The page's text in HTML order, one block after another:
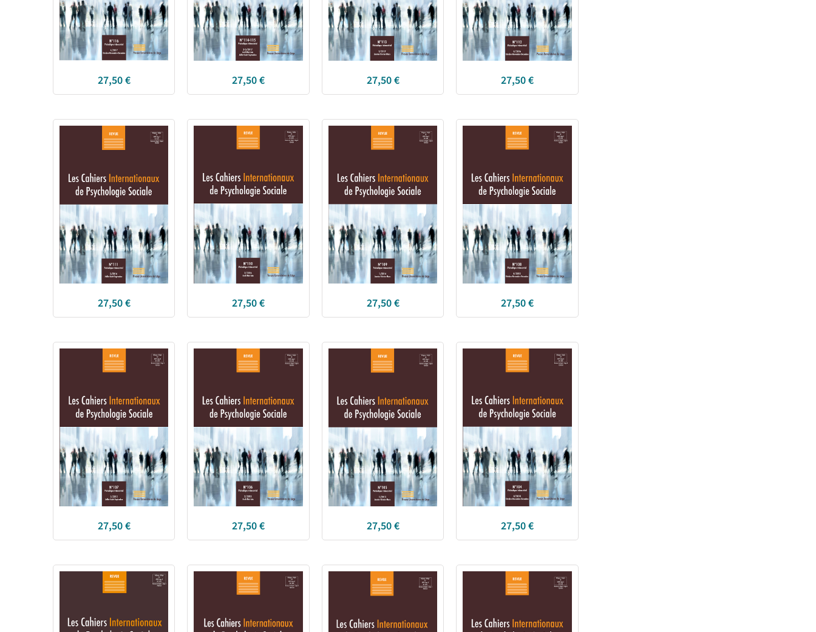
27,50€ 27,50€ 27,50€ 27,50€
Internationaux
de Psychologie
Sociale 111
27,50€
Internationaux
de Psychologie
Sociale 110
27,50€
Internationaux
de Psychologie
Sociale 109
27,50€
Internationaux
de Psychologie
Sociale 108
27,50€
Internationaux
de Psychologie
Sociale 107
27,50€
Internationaux
de Psychologie
Sociale 106
27,50€
Internationaux
de Psychologie
Sociale 105
27,50€
Internationaux
de Psychologie
Sociale 104
27,50€